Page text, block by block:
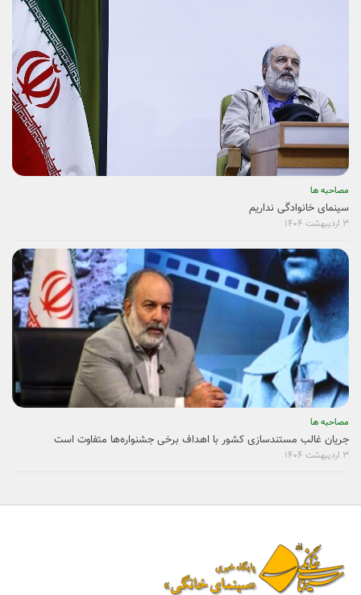
مصاحبه ها
جشنواره فیلم فجر تبدیل به ویترین شده است/ لزوم توجه بیشتر به بخش
بین‌الملل
۳ اردیبهشت ۱۴۰۴
سینمای خانوادگی نداریم